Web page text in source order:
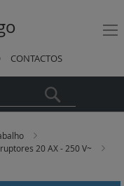
CONTACTOS
20 AX - 250 V~